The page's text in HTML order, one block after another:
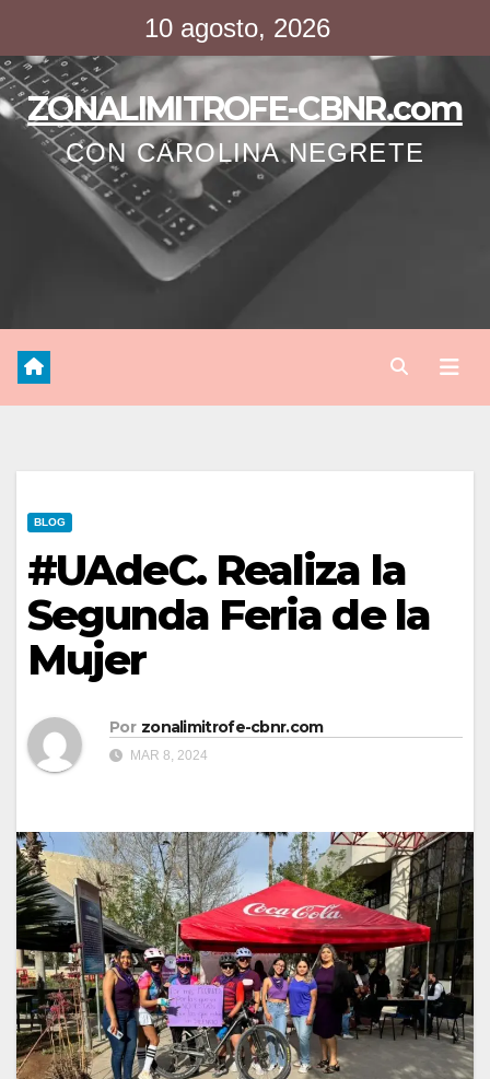
contenido
10 agosto, 2026
ZONALIMITROFE-CBNR.com
CON CAROLINA NEGRETE
BLOG
#UAdeC. Realiza la
Segunda Feria de la
Mujer
Por zonalimitrofe-cbnr.com
MAR 8, 2024